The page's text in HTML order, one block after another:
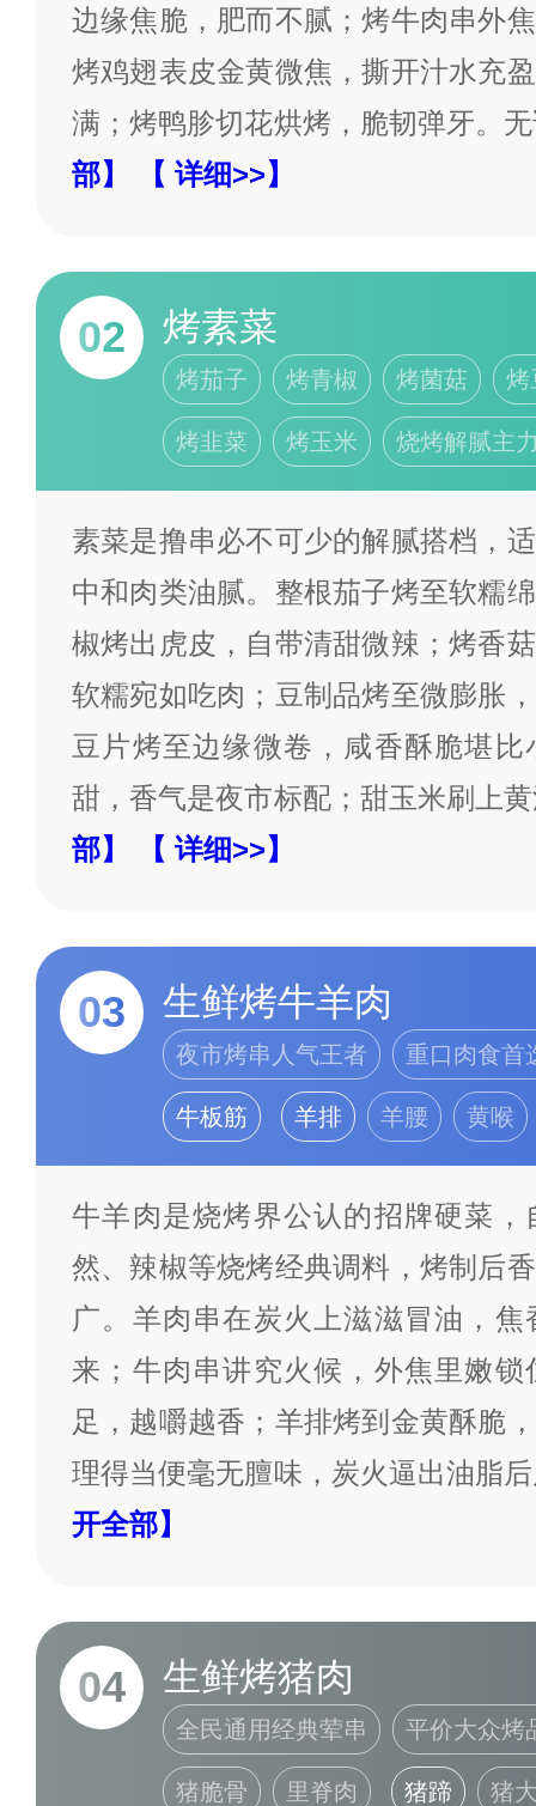
边缘焦脆，肥而不腻；烤牛肉串外
烤鸡翅表皮金黄微焦，撕开汁水充
满；烤鸭胗切花烘烤，脆韧弹牙。
部】
【 详细>>】
02 烤素菜
烤茄子 烤青椒 烤菌菇 烤
烤韭菜 烤玉米 烧烤解腻主
素菜是撸串必不可少的解腻搭档，
中和肉类油腻。整根茄子烤至软糯
椒烤出虎皮，自带清甜微辣；烤香
软糯宛如吃肉；豆制品烤至微膨胀
豆片烤至边缘微卷，咸香酥脆堪
甜，香气是夜市标配；甜玉米刷上
部】
【 详细>>】
03 生鲜烤牛羊肉
夜市烤串人气王者 重口肉食首
牛板筋 羊排 羊腰 黄喉
牛羊肉是烧烤界公认的招牌硬菜
然、辣椒等烧烤经典调料，烤制后
广。羊肉串在炭火上滋滋冒油，
来；牛肉串讲究火候，外焦里嫩
足，越嚼越香；羊排烤到金黄酥脆
理得当便毫无膻味，炭火逼出油脂
开全部】
04 生鲜烤猪肉
全民通用经典荤串 平价大众烤
猪脆骨 里脊肉 猪蹄 猪